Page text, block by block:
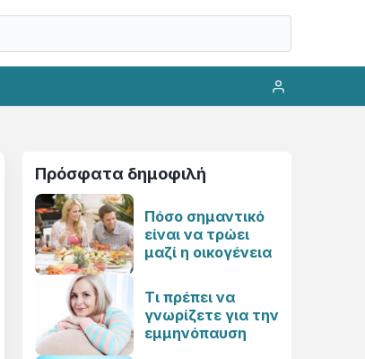
Πρόσφατα δημοφιλή
Πόσο σημαντικό
είναι να τρώει
μαζί η οικογένεια
Τι πρέπει να
γνωρίζετε για την
εμμηνόπαυση